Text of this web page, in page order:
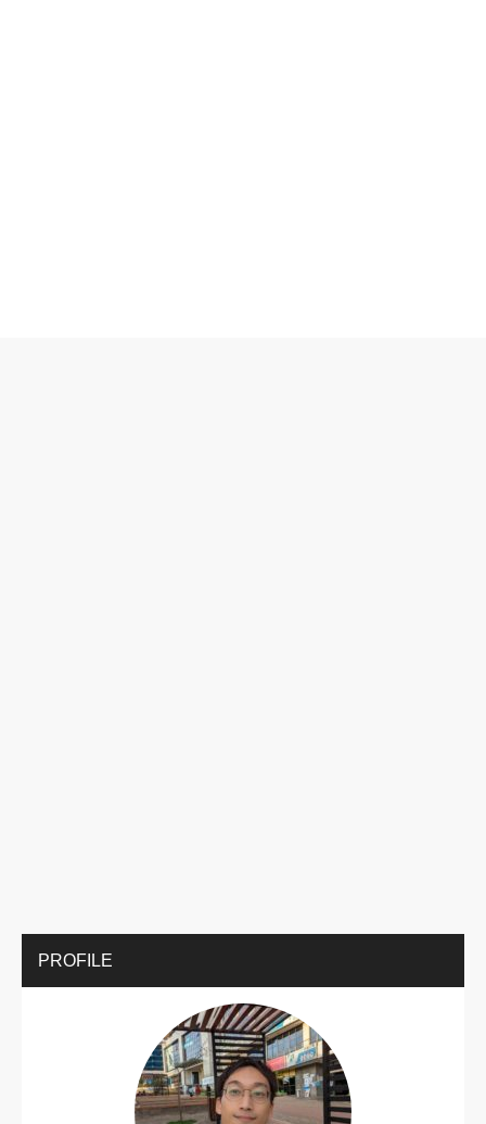
PROFILE